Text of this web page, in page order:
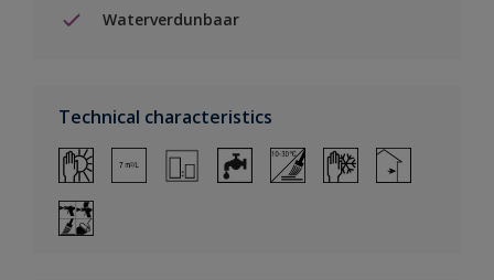
Waterverdunbaar
Technical characteristics